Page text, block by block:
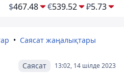
$467.48 €539.52 ₽5.73
Саясат жаңалықтары
13:02, 14 шілде 2023
Саясат